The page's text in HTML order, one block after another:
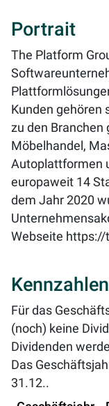
Portrait
The Platform
Kunden gehören
zu den Branchen
Möbelhandel,
Autoplattformen
europaweit 14
dem Jahr 2020
Webseite https://
Kennzahlen
Für das
(noch) keine
Dividenden
Das
31.12..